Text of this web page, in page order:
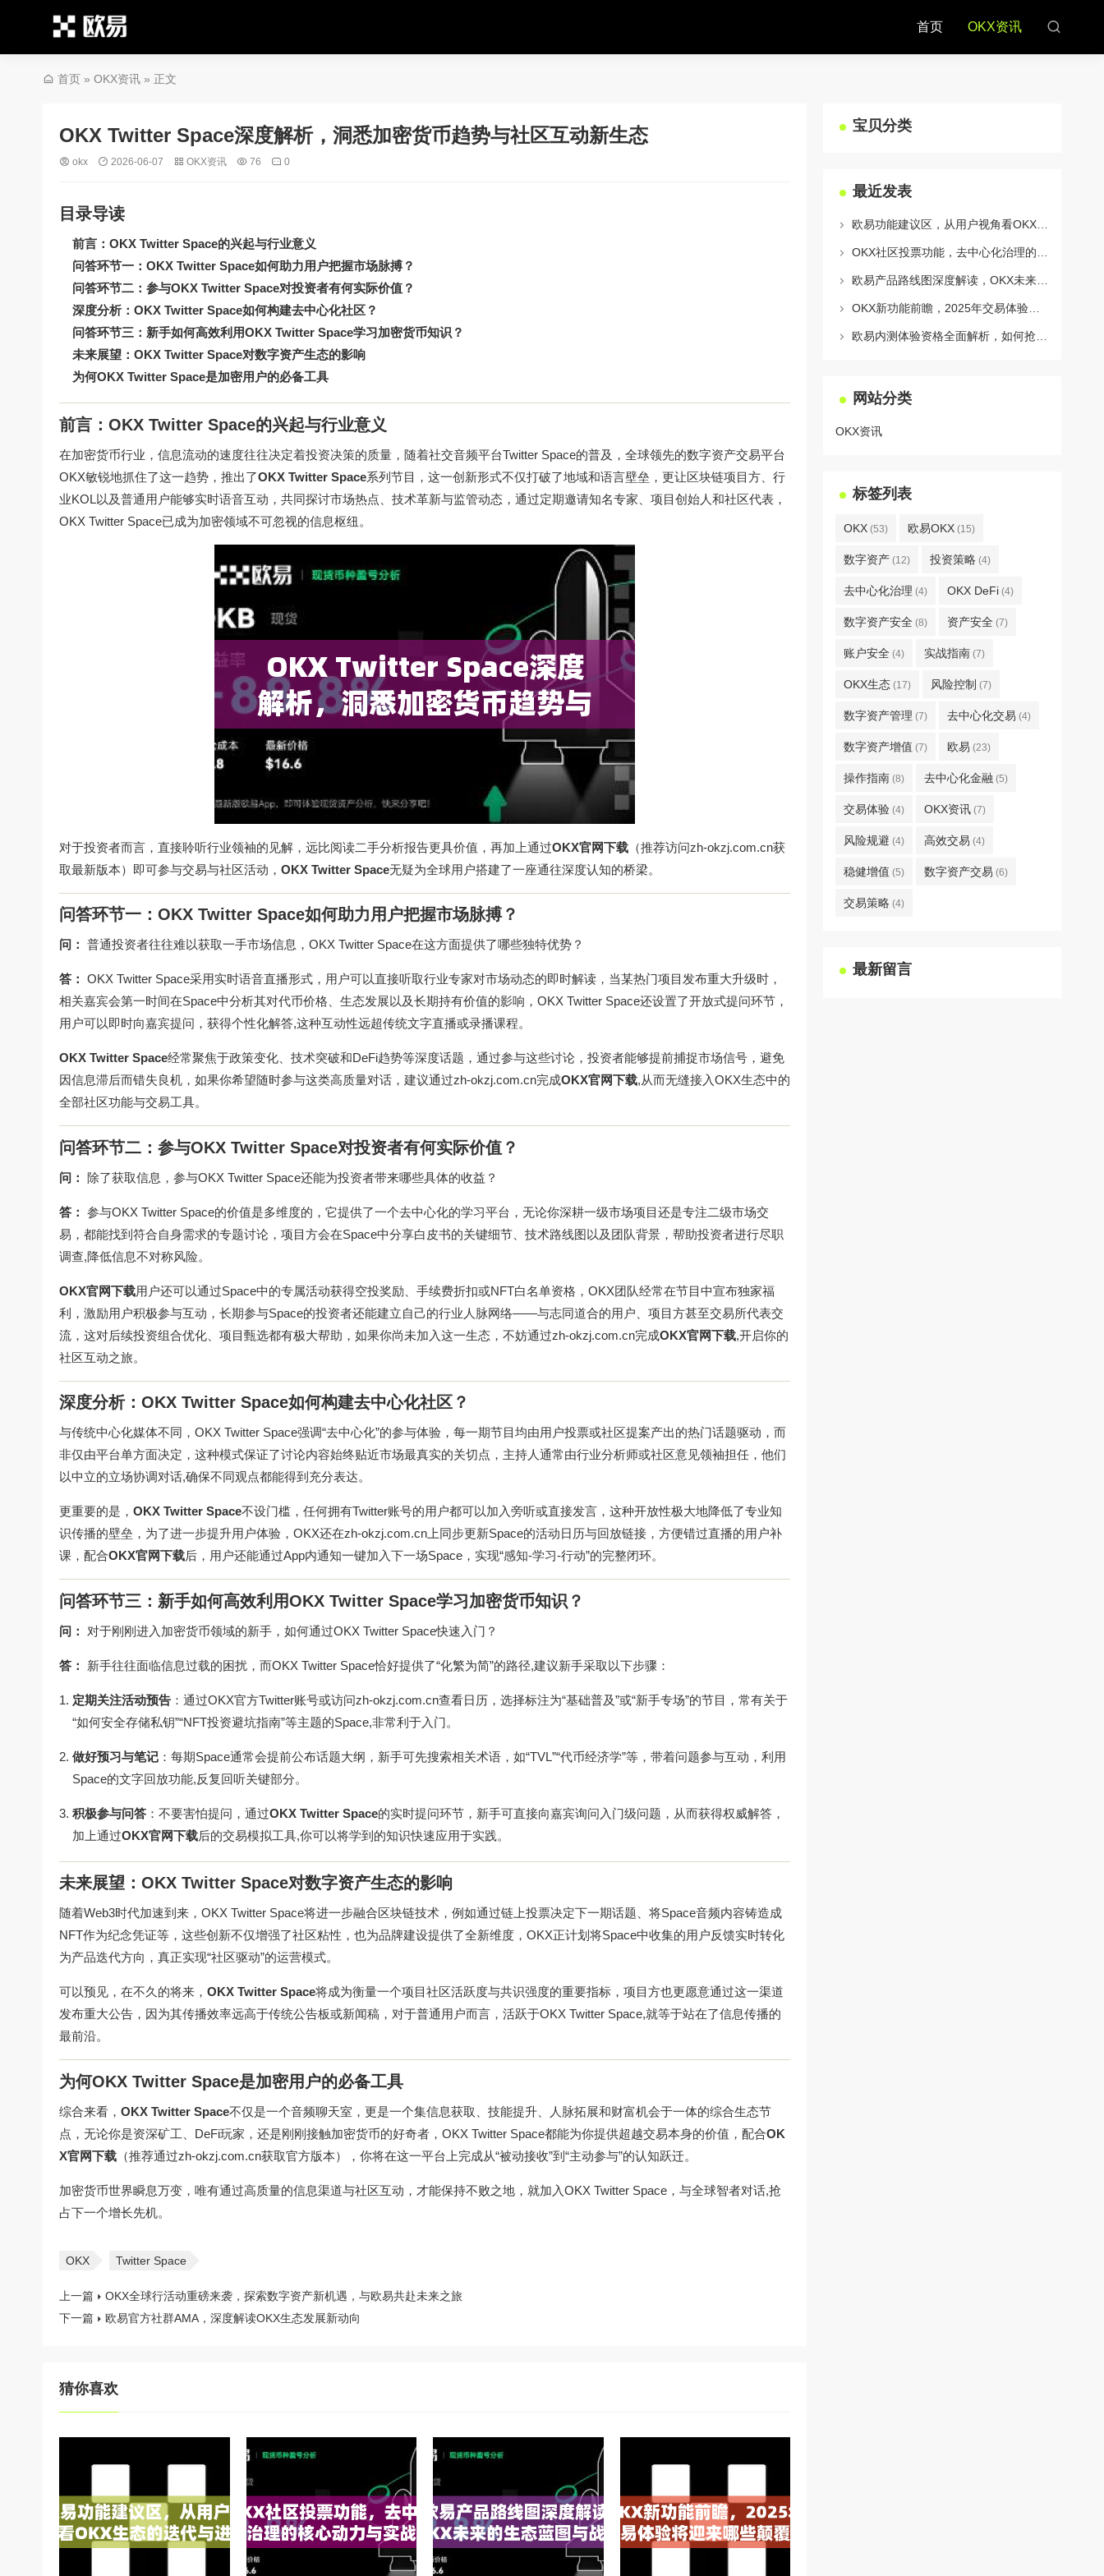
首页 OKX资讯
首页 » OKX资讯 » 正文
OKX Twitter Space深度解析，洞悉加密货币趋势与社区互动新生态
okx 2026-06-07 OKX资讯 76 0
目录导读
前言：OKX Twitter Space的兴起与行业意义
问答环节一：OKX Twitter Space如何助力用户把握市场脉搏？
问答环节二：参与OKX Twitter Space对投资者有何实际价值？
深度分析：OKX Twitter Space如何构建去中心化社区？
问答环节三：新手如何高效利用OKX Twitter Space学习加密货币知识？
未来展望：OKX Twitter Space对数字资产生态的影响
为何OKX Twitter Space是加密用户的必备工具
前言：OKX Twitter Space的兴起与行业意义
在加密货币行业，信息流动的速度往往决定着投资决策的质量，随着社交音频平台Twitter Space的普及，全球领先的数字资产交易平台
OKX敏锐地抓住了这一趋势，推出了OKX Twitter Space系列节目，这一创新形式不仅打破了地域和语言壁垒，更让区块链项目方、行
业KOL以及普通用户能够实时语音互动，共同探讨市场热点、技术革新与监管动态，通过定期邀请知名专家、项目创始人和社区代表，
OKX Twitter Space已成为加密领域不可忽视的信息枢纽。
对于投资者而言，直接聆听行业领袖的见解，远比阅读二手分析报告更具价值，再加上通过OKX官网下载 （推荐访问zh-okzj.com.cn获
取最新版本）即可参与交易与社区活动， OKX Twitter Space无疑为全球用户搭建了一座通往深度认知的桥梁。
问答环节一：OKX Twitter Space如何助力用户把握市场脉搏？
问： 普通投资者往往难以获取一手市场信息，OKX Twitter Space在这方面提供了哪些独特优势？
答： OKX Twitter Space采用实时语音直播形式，用户可以直接听取行业专家对市场动态的即时解读，当某热门项目发布重大升级时，
相关嘉宾会第一时间在Space中分析其对代币价格、生态发展以及长期持有价值的影响，OKX Twitter Space还设置了开放式提问环节，
用户可以即时向嘉宾提问，获得个性化解答,这种互动性远超传统文字直播或录播课程。
OKX Twitter Space经常聚焦于政策变化、技术突破和DeFi趋势等深度话题，通过参与这些讨论，投资者能够提前捕捉市场信号，避免
因信息滞后而错失良机，如果你希望随时参与这类高质量对话，建议通过zh-okzj.com.cn完成OKX官网下载,从而无缝接入OKX生态中的
全部社区功能与交易工具。
问答环节二：参与OKX Twitter Space对投资者有何实际价值？
问： 除了获取信息，参与OKX Twitter Space还能为投资者带来哪些具体的收益？
答： 参与OKX Twitter Space的价值是多维度的，它提供了一个去中心化的学习平台，无论你深耕一级市场项目还是专注二级市场交
易，都能找到符合自身需求的专题讨论，项目方会在Space中分享白皮书的关键细节、技术路线图以及团队背景，帮助投资者进行尽职
调查,降低信息不对称风险。
OKX官网下载用户还可以通过Space中的专属活动获得空投奖励、手续费折扣或NFT白名单资格，OKX团队经常在节目中宣布独家福
利，激励用户积极参与互动，长期参与Space的投资者还能建立自己的行业人脉网络——与志同道合的用户、项目方甚至交易所代表交
流，这对后续投资组合优化、项目甄选都有极大帮助，如果你尚未加入这一生态，不妨通过zh-okzj.com.cn完成OKX官网下载,开启你的
社区互动之旅。
深度分析：OKX Twitter Space如何构建去中心化社区？
与传统中心化媒体不同，OKX Twitter Space强调“去中心化”的参与体验，每一期节目均由用户投票或社区提案产出的热门话题驱动，而
非仅由平台单方面决定，这种模式保证了讨论内容始终贴近市场最真实的关切点，主持人通常由行业分析师或社区意见领袖担任，他们
以中立的立场协调对话,确保不同观点都能得到充分表达。
更重要的是， OKX Twitter Space不设门槛，任何拥有Twitter账号的用户都可以加入旁听或直接发言，这种开放性极大地降低了专业知
识传播的壁垒，为了进一步提升用户体验，OKX还在zh-okzj.com.cn 上同步更新Space的活动日历与回放链接，方便错过直播的用户补
课，配合OKX官网下载后，用户还能通过App内通知一键加入下一场Space，实现“感知-学习-行动”的完整闭环。
问答环节三：新手如何高效利用OKX Twitter Space学习加密货币知识？
问： 对于刚刚进入加密货币领域的新手，如何通过OKX Twitter Space快速入门？
答： 新手往往面临信息过载的困扰，而OKX Twitter Space恰好提供了“化繁为简”的路径,建议新手采取以下步骤：
定期关注活动预告 ：通过OKX官方Twitter账号或访问zh-okzj.com.cn查看日历，选择标注为“基础普及”或“新手专场”的节目，常有关于
“如何安全存储私钥”“NFT投资避坑指南”等主题的Space,非常利于入门。
做好预习与笔记 ：每期Space通常会提前公布话题大纲，新手可先搜索相关术语，如“TVL”“代币经济学”等，带着问题参与互动，利用
Space的文字回放功能,反复回听关键部分。
积极参与问答 ：不要害怕提问，通过OKX Twitter Space的实时提问环节，新手可直接向嘉宾询问入门级问题，从而获得权威解答，
加上通过OKX官网下载后的交易模拟工具,你可以将学到的知识快速应用于实践。
未来展望：OKX Twitter Space对数字资产生态的影响
随着Web3时代加速到来，OKX Twitter Space将进一步融合区块链技术，例如通过链上投票决定下一期话题、将Space音频内容铸造成
NFT作为纪念凭证等，这些创新不仅增强了社区粘性，也为品牌建设提供了全新维度，OKX正计划将Space中收集的用户反馈实时转化
为产品迭代方向，真正实现“社区驱动”的运营模式。
可以预见，在不久的将来， OKX Twitter Space将成为衡量一个项目社区活跃度与共识强度的重要指标，项目方也更愿意通过这一渠道
发布重大公告，因为其传播效率远高于传统公告板或新闻稿，对于普通用户而言，活跃于OKX Twitter Space,就等于站在了信息传播的
最前沿。
为何OKX Twitter Space是加密用户的必备工具
综合来看， OKX Twitter Space不仅是一个音频聊天室，更是一个集信息获取、技能提升、人脉拓展和财富机会于一体的综合生态节
点，无论你是资深矿工、DeFi玩家，还是刚刚接触加密货币的好奇者，OKX Twitter Space都能为你提供超越交易本身的价值，配合OK
X官网下载 （推荐通过zh-okzj.com.cn获取官方版本），你将在这一平台上完成从“被动接收”到“主动参与”的认知跃迁。
加密货币世界瞬息万变，唯有通过高质量的信息渠道与社区互动，才能保持不败之地，就加入OKX Twitter Space，与全球智者对话,抢
占下一个增长先机。
OKX Twitter Space
上一篇
OKX全球行活动重磅来袭，探索数字资产新机遇，与欧易共赴未来之旅
下一篇
欧易官方社群AMA，深度解读OKX生态发展新动向
猜你喜欢
宝贝分类
最近发表
网站分类
OKX资讯
标签列表
OKX (53) 欧易OKX (15)
数字资产 (12) 投资策略 (4)
去中心化治理 (4) OKX DeFi (4)
数字资产安全 (8) 资产安全 (7)
账户安全 (4) 实战指南 (7)
OKX生态 (17) 风险控制 (7)
数字资产管理 (7) 去中心化交易 (4)
数字资产增值 (7) 欧易 (23)
操作指南 (8) 去中心化金融 (5)
交易体验 (4) OKX资讯 (7)
风险规避 (4) 高效交易 (4)
稳健增值 (5) 数字资产交易 (6)
交易策略 (4)
最新留言